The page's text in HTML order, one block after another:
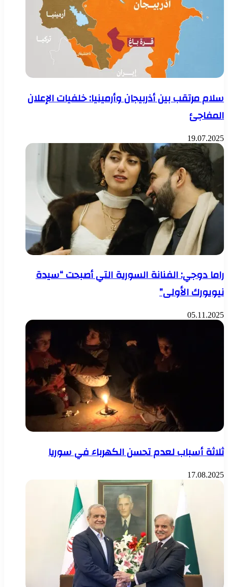
سلام مرتقب بين أذربيجان وأرمينيا: خلفيات الإعلان
المفاجئ
19.07.2025
راما دوجي: الفنانة السورية التي أصبحت “سيدة
نيويورك الأولى”
05.11.2025
ثلاثة أسباب لعدم تحسن الكهرباء في سوريا
17.08.2025